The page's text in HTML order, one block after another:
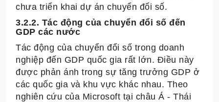
chưa triển khai dự án chuyển đổi số.
3.2.2. Tác động của chuyển đổi số đến
GDP các nước
Tác động của chuyển đổi số trong doanh
nghiệp đến GDP quốc gia rất lớn. Điều này
được phản ánh trong sự tăng trưởng GDP ở
các quốc gia và khu vực khác nhau. Theo
nghiên cứu của Microsoft tại châu Á - Thái